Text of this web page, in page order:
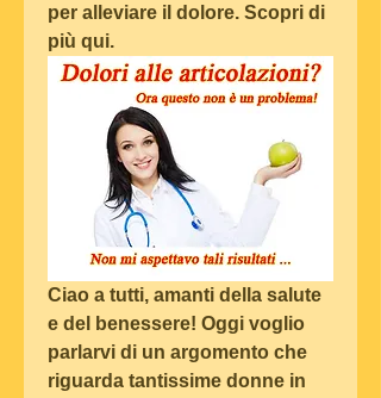
per alleviare il dolore. Scopri di
più qui.
Ciao a tutti, amanti della salute
e del benessere! Oggi voglio
parlarvi di un argomento che
riguarda tantissime donne in